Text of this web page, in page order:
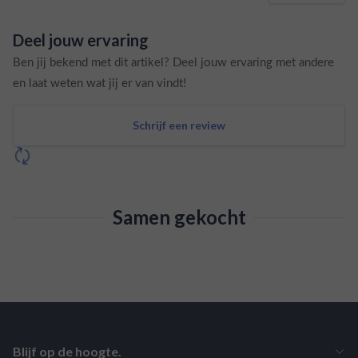
Deel jouw ervaring
Ben jij bekend met dit artikel? Deel jouw ervaring met andere
en laat weten wat jij er van vindt!
Schrijf een review
Samen gekocht
Blijf op de hoogte.